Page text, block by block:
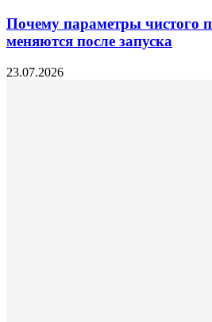
Почему параметры чистого
меняются после запуска
23.07.2026